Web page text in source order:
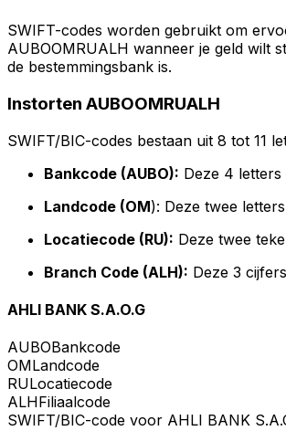
SWIFT-codes worden gebruikt om
AUBOOMRUALH wanneer je geld wilt
de bestemmingsbank is.
Instorten AUBOOMRUALH
SWIFT/BIC-codes bestaan uit 8 tot 11
Bankcode (AUBO): Deze 4 letters
Landcode (OM): Deze twee
Locatiecode (RU): Deze twee
Branch Code (ALH): Deze 3
AHLI BANK S.A.O.G
AUBOBankcode
OMLandcode
RULocatiecode
ALHFiliaalcode
SWIFT/BIC-code voor AHLI BANK